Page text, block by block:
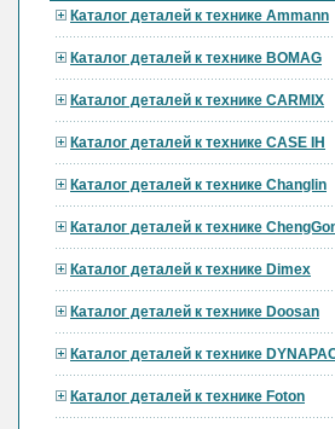
Каталог деталей к технике Ammann
Каталог деталей к технике BOMAG
Каталог деталей к технике CARMIX
Каталог деталей к технике CASE IH
Каталог деталей к технике Changlin
Каталог деталей к технике
Каталог деталей к технике Dimex
Каталог деталей к технике Doosan
Каталог деталей к технике
Каталог деталей к технике Foton